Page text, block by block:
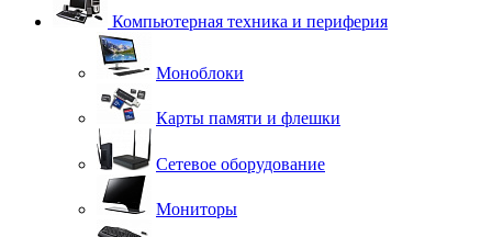
Компьютерная техника и периферия
Моноблоки
Карты памяти и флешки
Сетевое оборудование
Мониторы